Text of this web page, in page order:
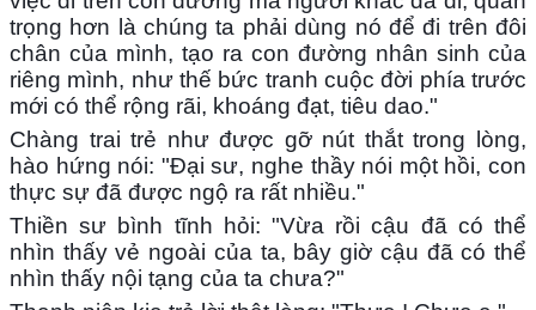
trọng hơn là chúng ta phải dùng nó để đi trên đôi
chân của mình, tạo ra con đường nhân sinh của
riêng mình, như thế bức tranh cuộc đời phía trước
mới có thể rộng rãi, khoáng đạt, tiêu dao."
Chàng trai trẻ như được gỡ nút thắt trong lòng,
hào hứng nói: "Đại sư, nghe thầy nói một hồi, con
thực sự đã được ngộ ra rất nhiều."
Thiền sư bình tĩnh hỏi: "Vừa rồi cậu đã có thể
nhìn thấy vẻ ngoài của ta, bây giờ cậu đã có thể
nhìn thấy nội tạng của ta chưa?"